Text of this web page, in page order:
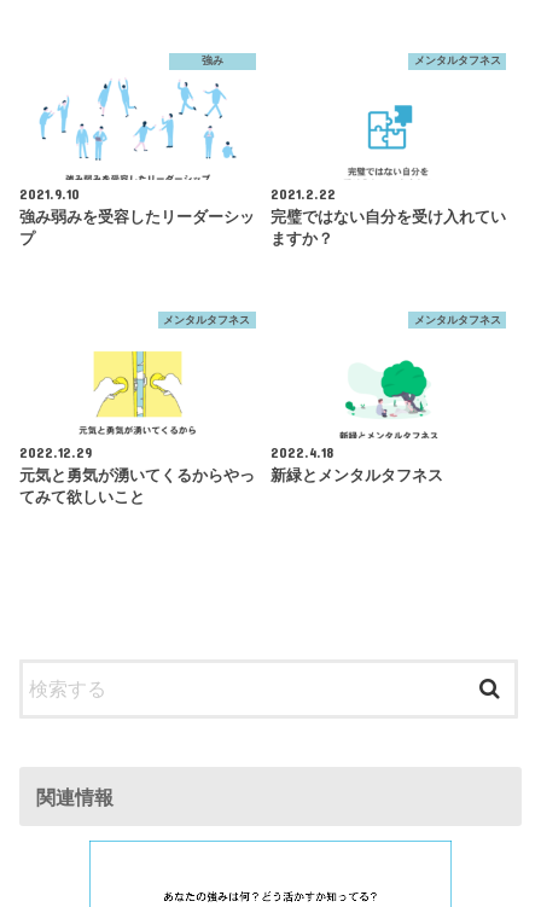
強み
2021.9.10
強み弱みを受容したリーダーシッ
プ
メンタルタフネス
2021.2.22
完璧ではない自分を受け入れてい
ますか？
メンタルタフネス
2022.12.29
元気と勇気が湧いてくるからやっ
てみて欲しいこと
メンタルタフネス
2022.4.18
新緑とメンタルタフネス
関連情報